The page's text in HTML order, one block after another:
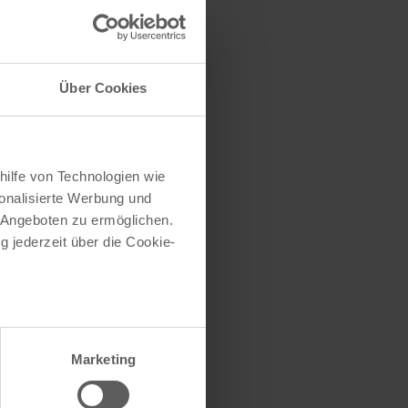
Über Cookies
von Technologien wie
Werbung und
zu ermöglichen.
jederzeit über die Cookie-
sein können
Präferenzen imAbschnitt
Marketing
herausfinden
(oder einen Teil